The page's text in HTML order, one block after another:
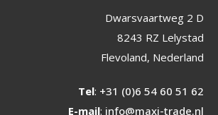
Dwarsvaartweg 2 D
8243 RZ Lelystad
Flevoland, Nederland
Tel: +31 (0)6 54 60 51 62
E-mail: info@maxi-trade.nl